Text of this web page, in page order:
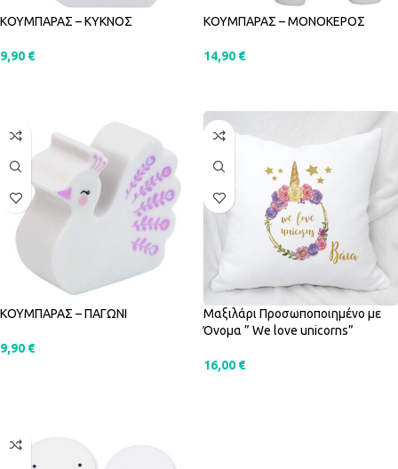
ΚΟΥΜΠΑΡΑΣ – ΚΥΚΝΟΣ
9,90 €
ΚΟΥΜΠΑΡΑΣ – ΜΟΝΟΚΕΡΟΣ
14,90 €
ΚΟΥΜΠΑΡΑΣ – ΠΑΓΩΝΙ
9,90 €
Μαξιλάρι Προσωποποιημένο με
Όνομα ” We love unicorns”
16,00 €